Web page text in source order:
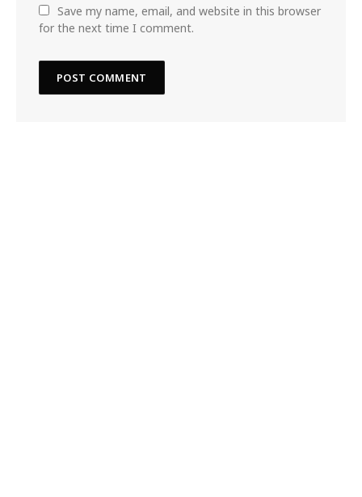
Save my name, email, and website in this browser
for the next time I comment.